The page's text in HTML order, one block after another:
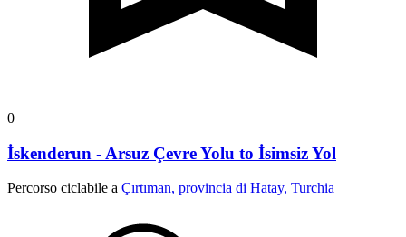
0
İskenderun - Arsuz Çevre Yolu to İsimsiz Yol
Percorso ciclabile a Çırtıman, provincia di Hatay, Turchia